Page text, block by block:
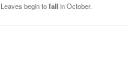
Leaves begin tofallin October.